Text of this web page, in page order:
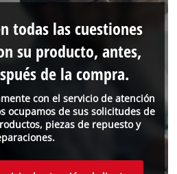
con el servicio de atención
ocupamos de sus solicitudes de
piezas de repuesto y
todas las cuestiones
su producto, antes,
de la compra.